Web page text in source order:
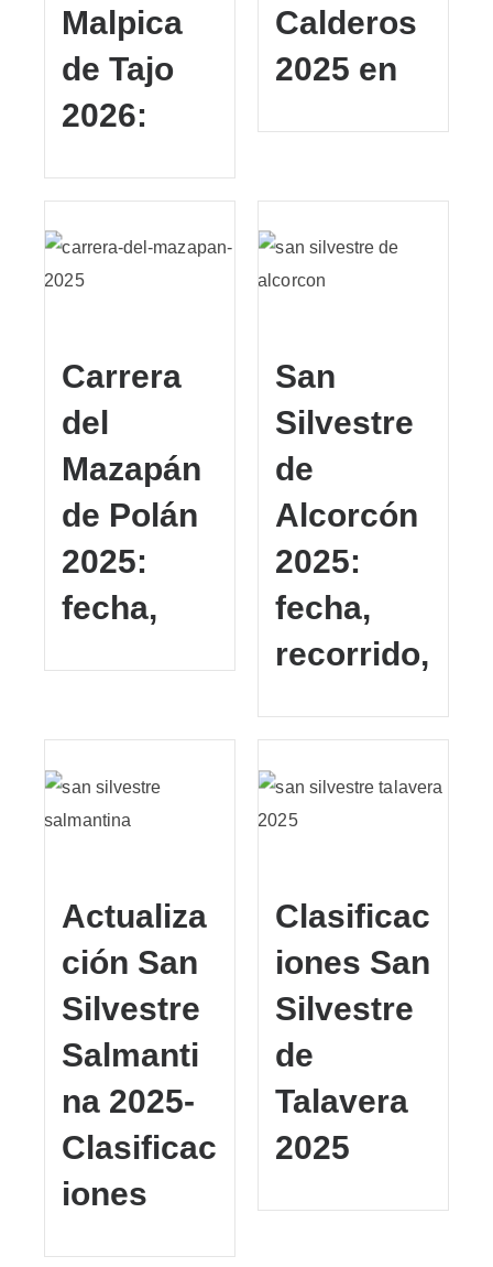
Malpica
de Tajo
2026:
Calderos
2025 en
Carrera
del
Mazapán
de Polán
2025:
fecha,
San
Silvestre
de
Alcorcón
2025:
fecha,
recorrido,
Actualiza
ción San
Silvestre
Salmanti
na 2025-
Clasificac
iones
Clasificac
iones San
Silvestre
de
Talavera
2025